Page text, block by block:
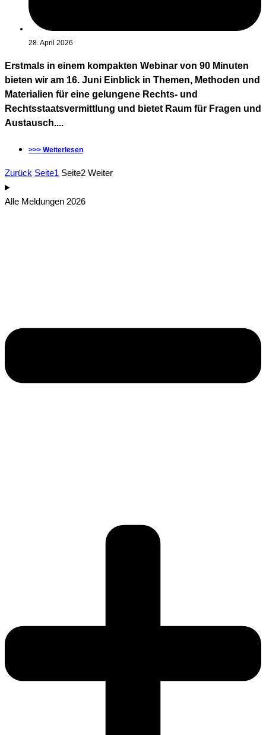
28. April 2026
Erstmals in einem kompakten Webinar von 90 Minuten
bieten wir am 16. Juni Einblick in Themen, Methoden und
Materialien für eine gelungene Rechts- und
Rechtsstaatsvermittlung und bietet Raum für Fragen und
Austausch....
>>> Weiterlesen
Zurück Seite1 Seite2 Weiter
Alle Meldungen 2026